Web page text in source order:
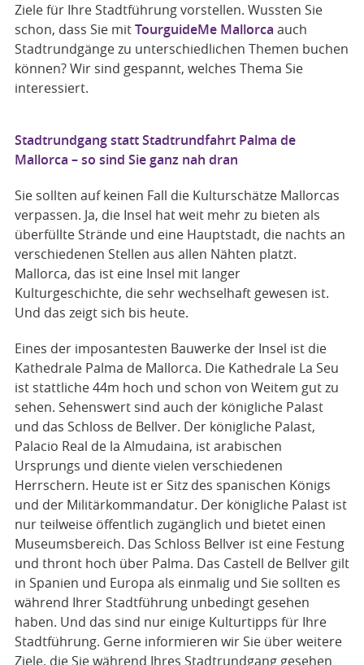
Ziele für Ihre Stadtführung vorstellen. Wussten Sie
schon, dass Sie mitTourguideMe Mallorca auch
Stadtrundgänge zu unterschiedlichen Themen buchen
können? Wir sind gespannt, welches Thema Sie
interessiert.
Stadtrundgang statt Stadtrundfahrt Palma de
Mallorca – so sind Sie ganz nah dran
Sie sollten auf keinen Fall die Kulturschätze Mallorcas
verpassen. Ja, die Insel hat weit mehr zu bieten als
überfüllte Strände und eine Hauptstadt, die nachts an
verschiedenen Stellen aus allen Nähten platzt.
Mallorca, das ist eine Insel mit langer
Kulturgeschichte, die sehr wechselhaft gewesen ist.
Und das zeigt sich bis heute.
Eines der imposantesten Bauwerke der Insel ist die
Kathedrale Palma de Mallorca. Die Kathedrale La Seu
ist stattliche 44m hoch und schon von Weitem gut zu
sehen. Sehenswert sind auch der königliche Palast
und das Schloss de Bellver. Der königliche Palast,
Palacio Real de la Almudaina, ist arabischen
Ursprungs und diente vielen verschiedenen
Herrschern. Heute ist er Sitz des spanischen Königs
und der Militärkommandatur. Der königliche Palast ist
nur teilweise öffentlich zugänglich und bietet einen
Museumsbereich. Das Schloss Bellver ist eine Festung
und thront hoch über Palma. Das Castell de Bellver gilt
in Spanien und Europa als einmalig und Sie sollten es
während Ihrer Stadtführung unbedingt gesehen
haben. Und das sind nur einige Kulturtipps für Ihre
Stadtführung. Gerne informieren wir Sie über weitere
Ziele, die Sie während Ihres Stadtrundgang gesehen